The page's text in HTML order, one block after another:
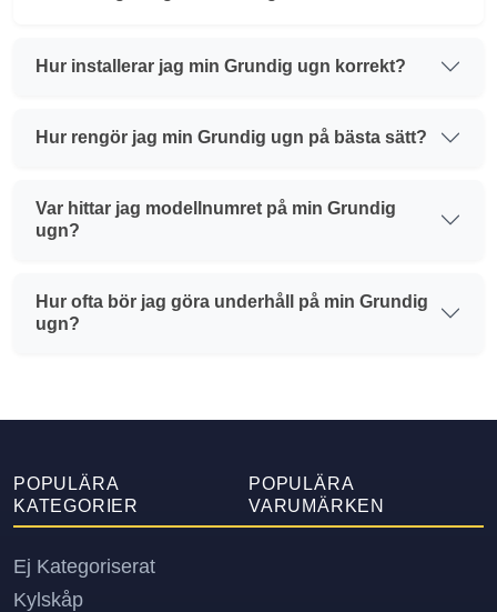
Hur installerar jag min Grundig ugn korrekt?
Hur rengör jag min Grundig ugn på bästa sätt?
Var hittar jag modellnumret på min Grundig
ugn?
Hur ofta bör jag göra underhåll på min Grundig
ugn?
POPULÄRA
KATEGORIER
Ej Kategoriserat
Kylskåp
POPULÄRA
VARUMÄRKEN